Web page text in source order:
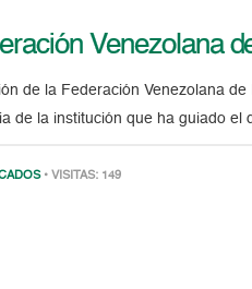
Venezolana
de la Federación Venezolana
de la institución que ha guiado el
• VISITAS: 149